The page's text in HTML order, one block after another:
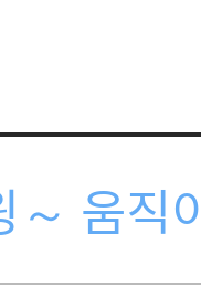
～ 움직